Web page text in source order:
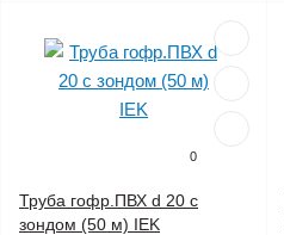
0
Труба гофр.ПВХ d 20 с
зондом (50 м) IEK